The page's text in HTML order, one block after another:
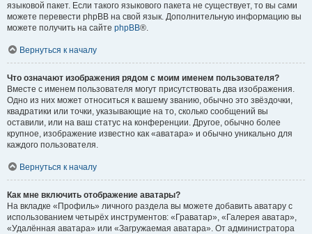
языковой пакет. Если такого языкового пакета не существует, то вы сами
можете перевести phpBB на свой язык. Дополнительную информацию вы
можете получить на сайте phpBB®.
Вернуться к началу
Что означают изображения рядом с моим именем пользователя?
Вместе с именем пользователя могут присутствовать два изображения.
Одно из них может относиться к вашему званию, обычно это звёздочки,
квадратики или точки, указывающие на то, сколько сообщений вы
оставили, или на ваш статус на конференции. Другое, обычно более
крупное, изображение известно как «аватара» и обычно уникально для
каждого пользователя.
Вернуться к началу
Как мне включить отображение аватары?
На вкладке «Профиль» личного раздела вы можете добавить аватару с
использованием четырёх инструментов: «Граватар», «Галерея аватар»,
«Удалённая аватара» или «Загружаемая аватара». От администратора